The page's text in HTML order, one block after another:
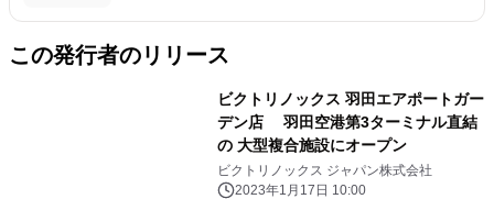
この発行者のリリース
ビクトリノックス 羽田エアポートガー
デン店 羽田空港第3ターミナル直結
の 大型複合施設にオープン
ビクトリノックス ジャパン株式会社
2023年1月17日 10:00